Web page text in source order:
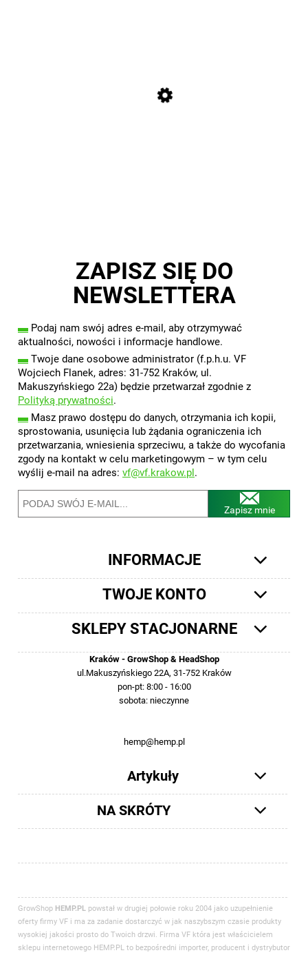
ZAPISZ SIĘ DO
NEWSLETTERA
▬ Podaj nam swój adres e-mail, aby otrzymywać
aktualności, nowości i informacje handlowe.
▬ Twoje dane osobowe administrator (f.p.h.u. VF
Wojciech Flanek, adres: 31-752 Kraków, ul.
Makuszyńskiego 22a) będzie przetwarzał zgodnie z
Polityką prywatności.
▬ Masz prawo dostępu do danych, otrzymania ich kopii,
sprostowania, usunięcia lub żądania ograniczenia ich
przetwarzania, wniesienia sprzeciwu, a także do wycofania
zgody na kontakt w celu marketingowym – w tym celu
wyślij e-mail na adres: vf@vf.krakow.pl.
Zapisz mnie
INFORMACJE
TWOJE KONTO
SKLEPY STACJONARNE
Kraków - GrowShop & HeadShop
ul.Makuszyńskiego 22A, 31-752 Kraków
pon-pt: 8:00 - 16:00
sobota: nieczynne
hemp@hemp.pl
Artykuły
NA SKRÓTY
GrowShop HEMP.PL powstał w drugiej połowie roku 2004 jako uzupełnienie
oferty firmy VF i ma za zadanie dostarczyć w jak naszybszym czasie produkty
wysokiej jakości prosto do Twoich drzwi. Firma VF która jest właścicielem
sklepu internetowego HEMP.PL to bezpośredni importer, producent i dystrybutor